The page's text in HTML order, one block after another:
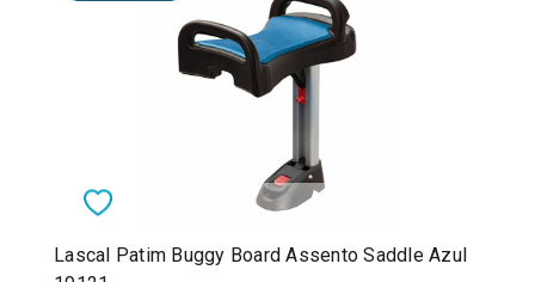
Lascal Patim Buggy Board Assento Saddle Azul